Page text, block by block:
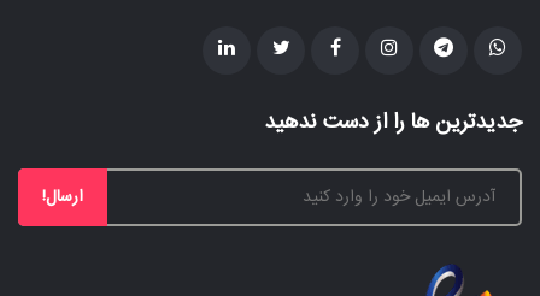
جدیدترین ها را از دست ندهید
ارسال!